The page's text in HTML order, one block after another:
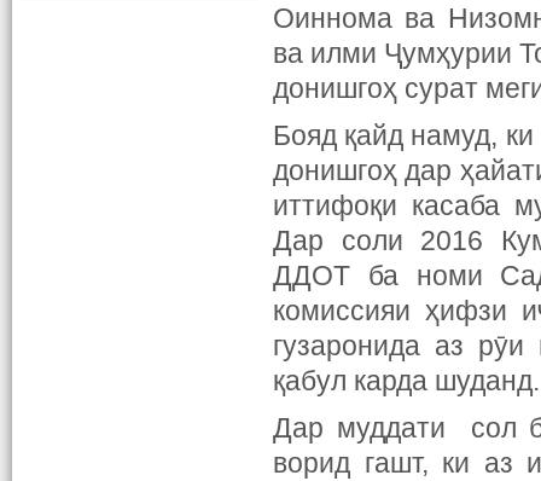
Оиннома ва
ва илми Ҷумҳурии
донишгоҳ сурат
Бояд қайд намуд,
донишгоҳ дар
иттифоқи касаба
Дар соли 2016
ДДОТ ба номи
комиссияи ҳифзи
гузаронида аз
қабул карда шуданд.
Дар муддати сол
ворид гашт, ки аз